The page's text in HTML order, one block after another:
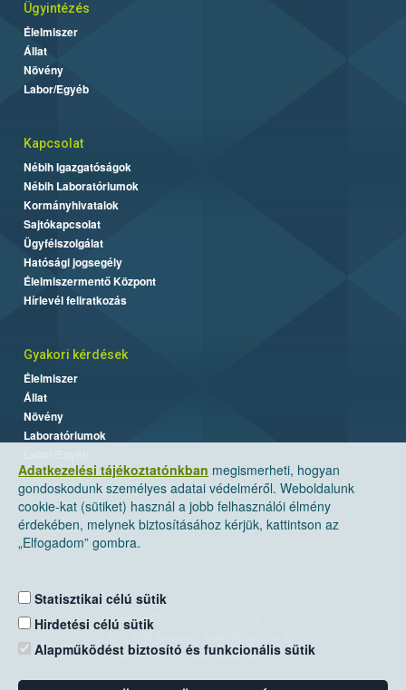
Adatkezelési tájékoztatónkban megismerheti, hogyan
gondoskodunk személyes adatai védelméről. Weboldalunk
cookie-kat (sütiket) használ a jobb felhasználói élmény
érdekében, melynek biztosításához kérjük, kattintson az
„Elfogadom” gombra.
Statisztikai célú sütik
Hirdetési célú sütik
Alapműködést biztosító és funkcionális sütik
Ügyintézés
Élelmiszer
Állat
Növény
Labor/Egyéb
Kapcsolat
Nébih Igazgatóságok
Nébih Laboratóriumok
Kormányhivatalok
Sajtókapcsolat
Ügyfélszolgálat
Hatósági jogsegély
Élelmiszermentő Központ
Hírlevél feliratkozás
Gyakori kérdések
Élelmiszer
Állat
Növény
Laboratóriumok
Nemzeti Élelmiszerlánc-biztonsági Hivatal
Levelezési cím: 1525 Budapest. Pf. 30.